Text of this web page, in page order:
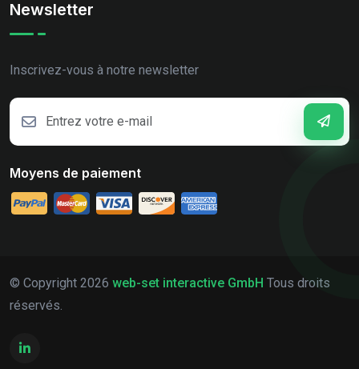
Newsletter
Inscrivez-vous à notre newsletter
Moyens de paiement
© Copyright 2026 web-set interactive GmbH Tous droits
réservés.